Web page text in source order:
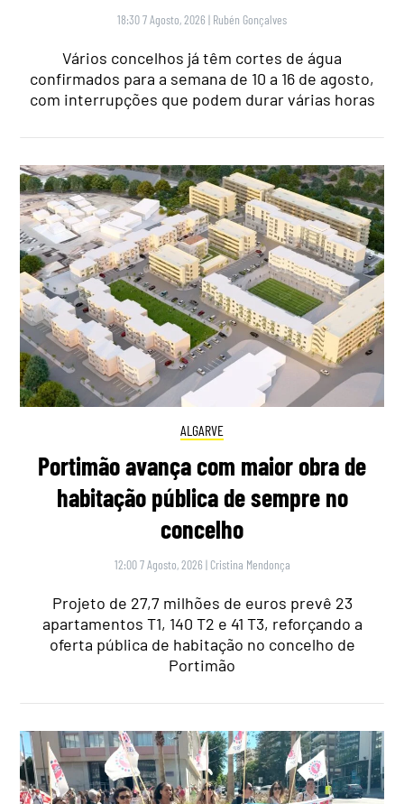
18:30 7 Agosto, 2026 | Rubén Gonçalves
Vários concelhos já têm cortes de água
confirmados para a semana de 10 a 16 de agosto,
com interrupções que podem durar várias horas
ALGARVE
Portimão avança com maior obra de
habitação pública de sempre no
concelho
12:00 7 Agosto, 2026 | Cristina Mendonça
Projeto de 27,7 milhões de euros prevê 23
apartamentos T1, 140 T2 e 41 T3, reforçando a
oferta pública de habitação no concelho de
Portimão